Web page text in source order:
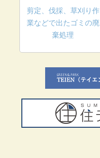
剪定、伐採、草刈り作
業などで出たゴミの廃
棄処理